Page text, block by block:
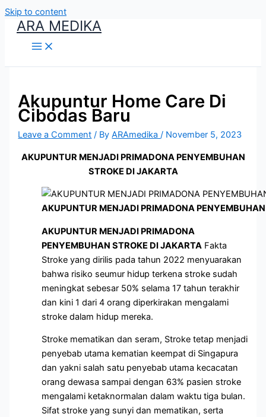
Skip to content
ARA MEDIKA
Akupuntur Home Care Di
Cibodas Baru
Leave a Comment / ByARAmedika/ November 5, 2023
AKUPUNTUR MENJADI PRIMADONA PENYEMBUHAN
STROKE DI JAKARTA
AKUPUNTUR MENJADI PRIMADONA
AKUPUNTUR MENJADI PRIMADONA
PENYEMBUHAN STROKE DI JAKARTA Fakta
Stroke yang dirilis pada tahun 2022 menyuarakan
bahwa risiko seumur hidup terkena stroke sudah
meningkat sebesar 50% selama 17 tahun terakhir
dan kini 1 dari 4 orang diperkirakan mengalami
stroke dalam hidup mereka.
Stroke mematikan dan seram, Stroke tetap menjadi
penyebab utama kematian keempat di Singapura
dan yakni salah satu penyebab utama kecacatan
orang dewasa sampai dengan 63% pasien stroke
mengalami ketaknormalan dalam waktu tiga bulan.
Sifat stroke yang sunyi dan mematikan, serta